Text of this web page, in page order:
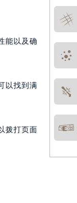
能以及确
以找到满
拨打页面